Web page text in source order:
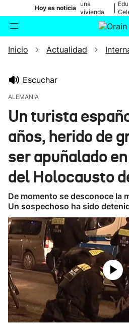
Hoy es noticia
una
vivienda
de Bilbao
Buscador
Inicio Actualidad
Escuchar
ALEMANIA
Un turista
años, herido de
ser apuñalado
del Holocausto
De momento se desconoce la
Un sospechoso ha sido